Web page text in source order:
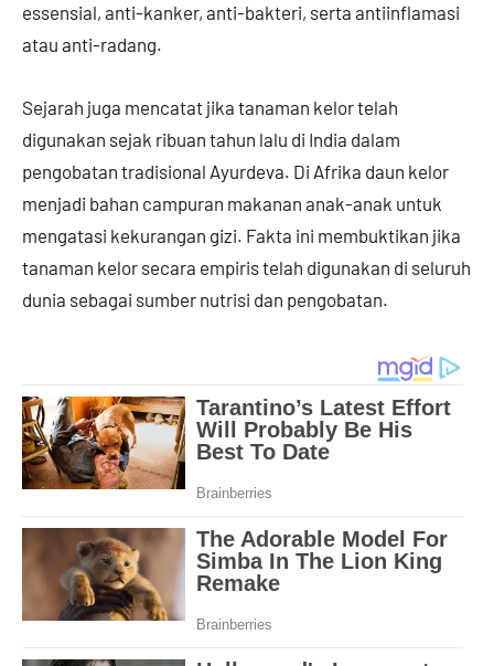
essensial, anti-kanker, anti-bakteri, serta antiinflamasi
atau anti-radang.
Sejarah juga mencatat jika tanaman kelor telah
digunakan sejak ribuan tahun lalu di India dalam
pengobatan tradisional Ayurdeva. Di Afrika daun kelor
menjadi bahan campuran makanan anak-anak untuk
mengatasi kekurangan gizi. Fakta ini membuktikan jika
tanaman kelor secara empiris telah digunakan di seluruh
dunia sebagai sumber nutrisi dan pengobatan.